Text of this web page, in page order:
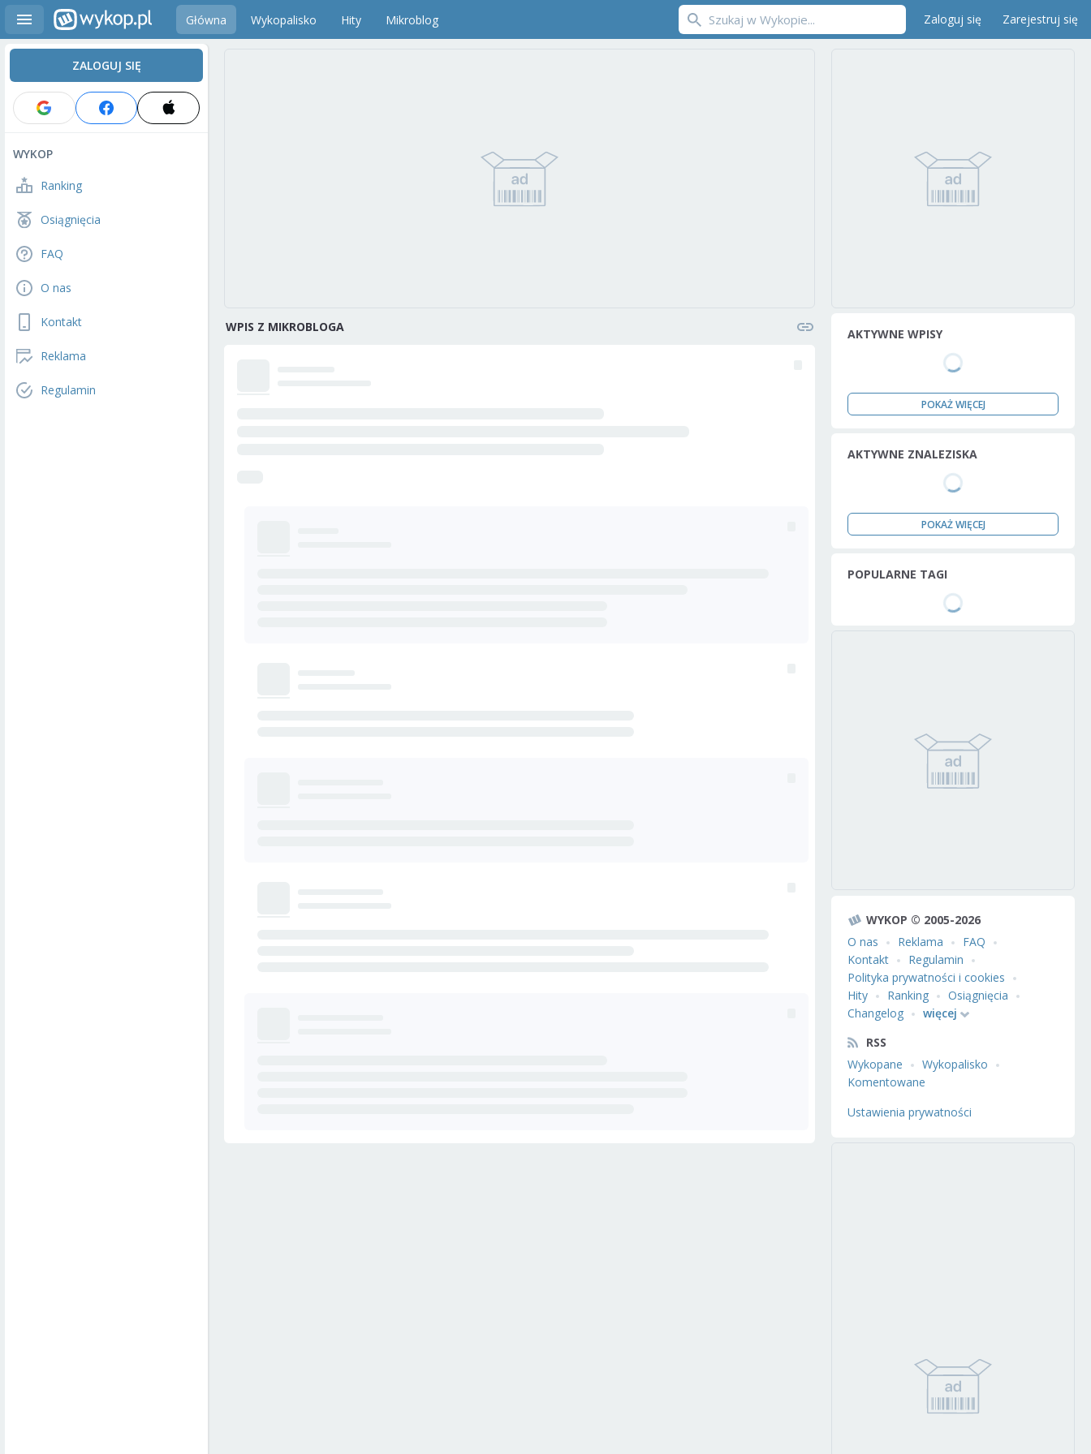
Główna Wykopalisko Hity Mikroblog Zaloguj się Zarejestruj się
ZALOGUJ SIĘ
WYKOP
Ranking
Osiągnięcia
FAQ
O nas
Kontakt
Reklama
Regulamin
WPIS Z MIKROBLOGA AKTYWNE WPISY
POKAŻ WIĘCEJ
AKTYWNE ZNALEZISKA
POKAŻ WIĘCEJ
POPULARNE TAGI
WYKOP © 2005-2026
O nas
Reklama
FAQ
Kontakt
Regulamin
Polityka prywatności i cookies
Hity
Ranking
Osiągnięcia
Changelog
więcej
RSS
Wykopane
Wykopalisko
Komentowane
Ustawienia prywatności